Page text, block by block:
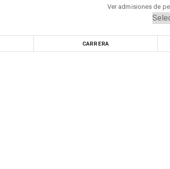
Ver admisiones de
CARRERA